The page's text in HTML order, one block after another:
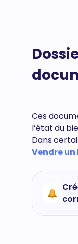
Ces
l’état du
Dans
Vendre